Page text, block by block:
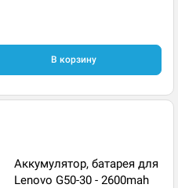
В корзину
Аккумулятор, батарея для
Lenovo G50-30 - 2600mah